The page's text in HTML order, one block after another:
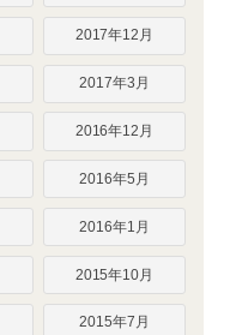
2017年12月
2017年3月
2016年12月
2016年5月
2016年1月
2015年10月
2015年7月